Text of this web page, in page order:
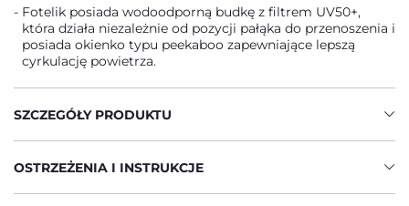
Fotelik posiada wodoodporną budkę z filtrem UV50+,
która działa niezależnie od pozycji pałąka do przenoszenia i
posiada okienko typu peekaboo zapewniające lepszą
cyrkulację powietrza.
SZCZEGÓŁY PRODUKTU
OSTRZEŻENIA I INSTRUKCJE